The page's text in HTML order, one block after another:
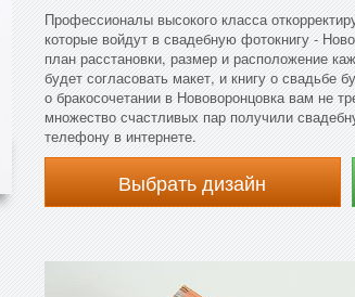
Профессионалы высокого класса
которые войдут в свадебную фотокнигу -
план расстановки, размер и расположение
будет согласовать макет, и книгу о свадьбе
о бракосочетании в Нововоронцовка вам не
множество счастливых пар получили
телефону в интернете.
Выбрать дизайн